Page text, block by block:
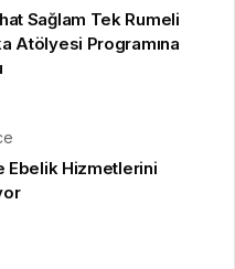
Sağlam Tek Rumeli
Atölyesi Programına
Ebelik Hizmetlerini